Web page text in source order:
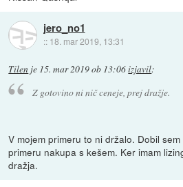
jero_no1
:: 18. mar 2019, 13:31
Tilen je 15. mar 2019 ob 13:06izjavil:
Z gotovino ni nič ceneje, prej dražje.
V mojem primeru to ni držalo. Dobil
primeru nakupa s kešem. Ker imam
dražja.